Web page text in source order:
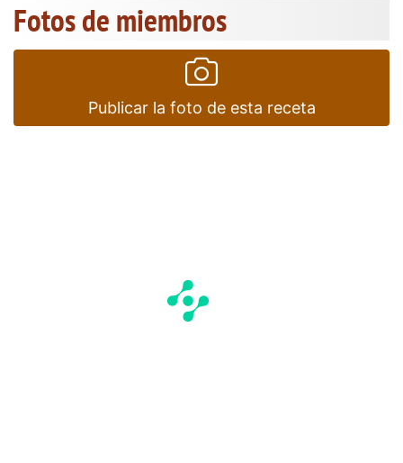
Fotos de miembros
Publicar la foto de esta receta